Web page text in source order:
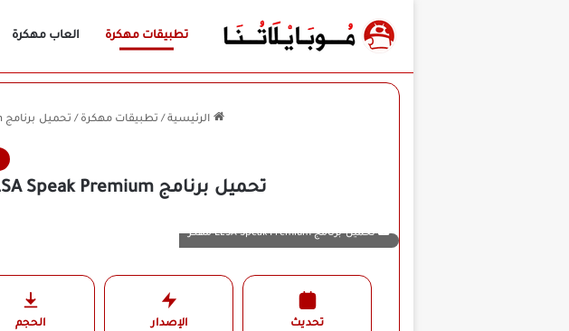
تطبيقات مهكرة العاب مهكرة
الرئيسية / تطبيقات مهكرة / تحميل برنامج ELSA Speak Premium مهكر للأندرويد APK أخر إصدار 2026 مجانًا
تحميل برنامج ELSA Speak Premium مهكر للأندرويد APK أخر إصدار 2026 مجانًا
تحميل برنامج ELSA Speak Premium مهكر
تحديث الإصدار الحجم